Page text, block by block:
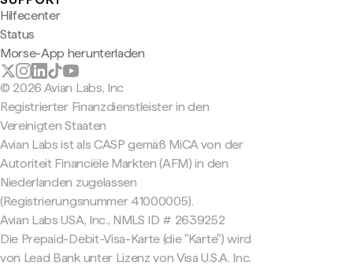
Hilfecenter
Status
Morse-App herunterladen
© 2026 Avian Labs, Inc
Registrierter Finanzdienstleister in den
Vereinigten Staaten
Avian Labs ist als CASP gemäß MiCA von der
Autoriteit Financiële Markten (AFM) in den
Niederlanden zugelassen
(Registrierungsnummer 41000005).
Avian Labs USA, Inc., NMLS ID # 2639252
Die Prepaid-Debit-Visa-Karte (die "Karte") wird
von Lead Bank unter Lizenz von Visa U.S.A. Inc.